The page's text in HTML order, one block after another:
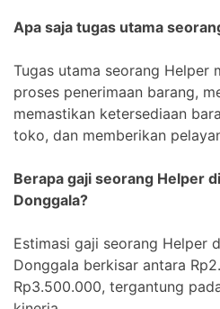
Apa saja tugas utama
Tugas utama seorang Helper
proses penerimaan barang,
memastikan ketersediaan
toko, dan memberikan
Berapa gaji seorang Helper
Donggala?
Estimasi gaji seorang Helper
Donggala berkisar antara
Rp3.500.000, tergantung